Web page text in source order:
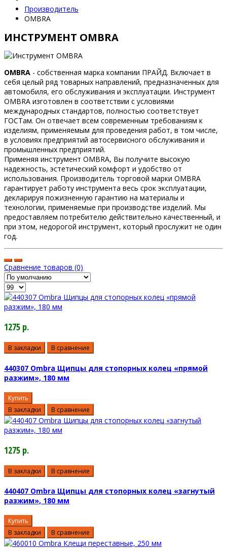
Производитель
OMBRA
ИНСТРУМЕНТ OMBRA
OMBRA - собственная марка компании ПРАЙД. Включает в
себя целый ряд товарных направлений, предназначенных для
автомобиля, его обслуживания и эксплуатации. Инструмент
OMBRA изготовлен в соответствии с условиями
международных стандартов, полностью соответствует
ГОСТам. Он отвечает всем современным требованиям к
изделиям, применяемым для проведения работ, в том числе,
в условиях предприятий автосервисного обслуживания и
промышленных предприятий.
Применяя инструмент OMBRA, Вы получите высокую
надежность, эстетический комфорт и удобство от
использования. Производитель торговой марки OMBRA
гарантирует работу инструмента весь срок эксплуатации,
декларируя пожизненную гарантию на материалы и
технологии, применяемые при производстве изделий. Мы
предоставляем потребителю действительно качественный, и
при этом, недорогой инструмент, который прослужит не один
год.
Сравнение товаров (0)
1275 р.
В закладки В сравнение
440307 Ombra Щипцы для стопорных колец «прямой
разжим», 180 мм
Купить
В закладки
В сравнение
1275 р.
В закладки В сравнение
440407 Ombra Щипцы для стопорных колец «загнутый
разжим», 180 мм
Купить
В закладки
В сравнение